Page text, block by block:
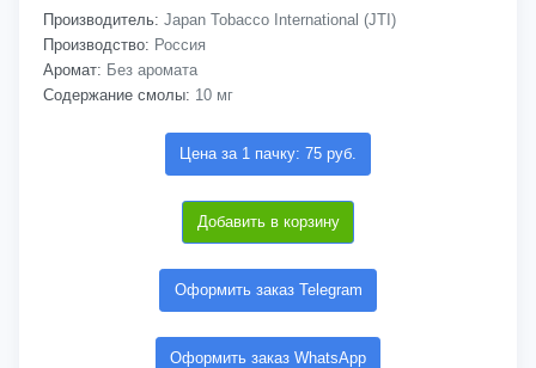
Производитель: Japan Tobacco International (JTI)
Производство: Россия
Аромат: Без аромата
Содержание смолы: 10 мг
Цена за 1 пачку: 75 руб.
Добавить в корзину
Оформить заказ Telegram
Оформить заказ WhatsApp